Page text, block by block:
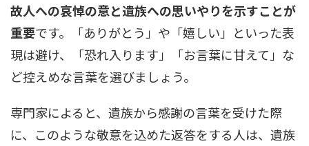
故人への哀悼の意と遺族への思いやりを示すことが
重要です。「ありがとう」や「嬉しい」といった表
現は避け、「恐れ入ります」「お言葉に甘えて」な
ど控えめな言葉を選びましょう。
専門家によると、遺族から感謝の言葉を受けた際
に、このような敬意を込めた返答をする人は、遺族